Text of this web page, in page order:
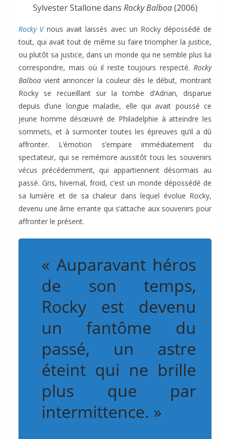
Sylvester Stallone dans Rocky Balboa(2006)
Rocky Vnous avait laissés avec un Rocky dépossédé de
tout, qui avait tout de même su faire triompher la justice,
ou plutôt sa justice, dans un monde qui ne semble plus lui
correspondre, mais où il reste toujours respecté. Rocky
Balboa vient annoncer la couleur dès le début, montrant
Rocky se recueillant sur la tombe d’Adrian, disparue
depuis d’une longue maladie, elle qui avait poussé ce
jeune homme désœuvré de Philadelphie à atteindre les
sommets, et à surmonter toutes les épreuves qu’il a dû
affronter. L’émotion s’empare immédiatement du
spectateur, qui se remémore aussitôt tous les souvenirs
vécus précédemment, qui appartiennent désormais au
passé. Gris, hivernal, froid, c’est un monde dépossédé de
sa lumière et de sa chaleur dans lequel évolue Rocky,
devenu une âme errante qui s’attache aux souvenirs pour
affronter le présent.
« Auparavant héros
de son temps,
Rocky est devenu
un fantôme du
passé, un astre
éteint qui ne brille
plus que par
intermittence. »